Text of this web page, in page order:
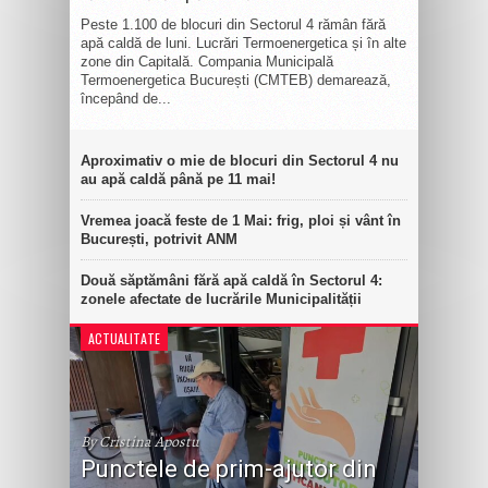
Peste 1.100 de blocuri din Sectorul 4 rămân fără
apă caldă de luni. Lucrări Termoenergetica și în alte
zone din Capitală. Compania Municipală
Termoenergetica București (CMTEB) demarează,
începând de...
Aproximativ o mie de blocuri din Sectorul 4 nu
au apă caldă până pe 11 mai!
Vremea joacă feste de 1 Mai: frig, ploi și vânt în
București, potrivit ANM
Două săptămâni fără apă caldă în Sectorul 4:
zonele afectate de lucrările Municipalității
ACTUALITATE
By Cristina Apostu
Punctele de prim-ajutor din